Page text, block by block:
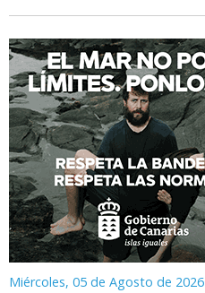
Miércoles, 05 de Agosto de 2026